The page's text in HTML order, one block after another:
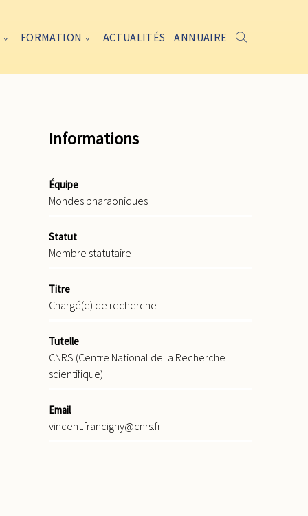
FORMATION ACTUALITÉS ANNUAIRE
Informations
Équipe
Mondes pharaoniques
Statut
Membre statutaire
Titre
Chargé(e) de recherche
Tutelle
CNRS (Centre National de la Recherche
scientifique)
Email
vincent.francigny@cnrs.fr